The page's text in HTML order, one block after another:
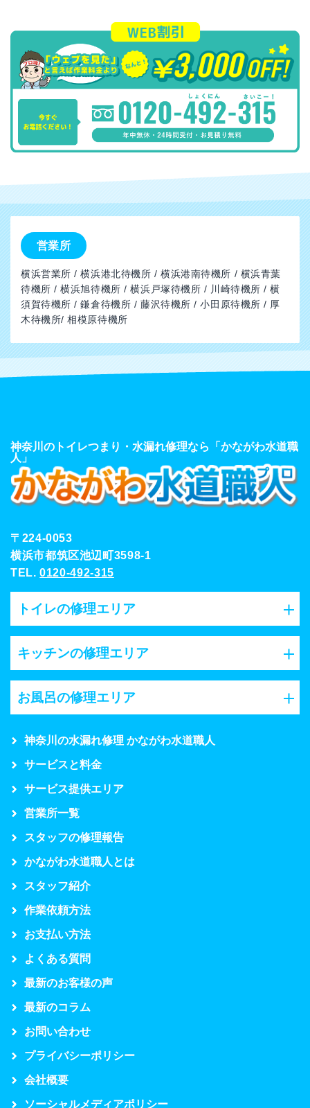
営業所
横浜営業所 / 横浜港北待機所 / 横浜港南待機所 / 横浜青葉
待機所 / 横浜旭待機所 / 横浜戸塚待機所 / 川崎待機所 / 横
須賀待機所 / 鎌倉待機所 / 藤沢待機所 / 小田原待機所 / 厚
木待機所/ 相模原待機所
神奈川のトイレつまり・水漏れ修理なら「かながわ水道職
人」
〒224-0053
横浜市都筑区池辺町3598-1
TEL.0120-492-315
トイレの修理エリア
キッチンの修理エリア
お風呂の修理エリア
神奈川の水漏れ修理 かながわ水道職人
サービスと料金
サービス提供エリア
営業所一覧
スタッフの修理報告
かながわ水道職人とは
スタッフ紹介
作業依頼方法
お支払い方法
よくある質問
最新のお客様の声
最新のコラム
お問い合わせ
プライバシーポリシー
会社概要
ソーシャルメディアポリシー